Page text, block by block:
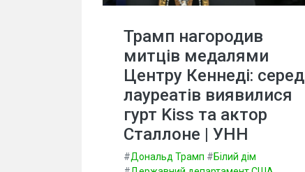
Трамп нагородив
митців медалями
Центру Кеннеді: серед
лауреатів виявилися
гурт Kiss та актор
Сталлоне | УНН
#Дональд Трамп #Білий дім